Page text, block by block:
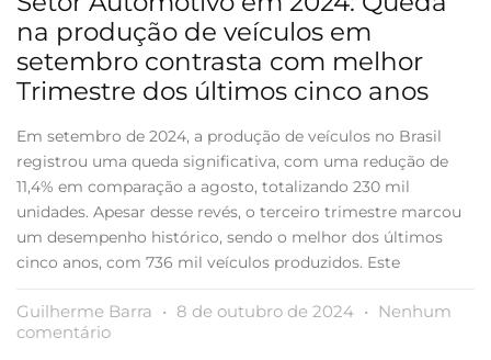
na produção de veículos em
setembro contrasta com melhor
Trimestre dos últimos cinco anos
Em setembro de 2024, a produção de veículos no Brasil
registrou uma queda significativa, com uma redução de
11,4% em comparação a agosto, totalizando 230 mil
unidades. Apesar desse revés, o terceiro trimestre marcou
um desempenho histórico, sendo o melhor dos últimos
cinco anos, com 736 mil veículos produzidos. Este
Guilherme Barra 8 de outubro de 2024
Nenhum
comentário